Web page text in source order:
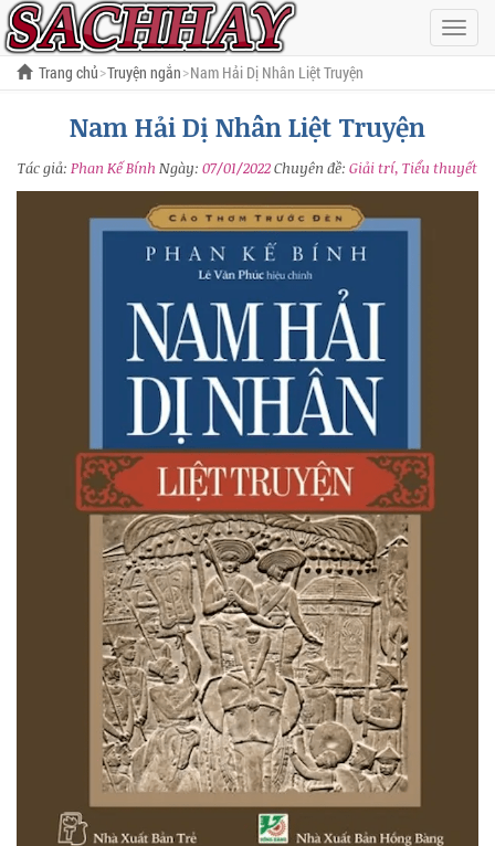
Hiện
menu
Trang chủ Truyện ngắn Nam Hải Dị Nhân Liệt Truyện
Nam Hải Dị Nhân Liệt Truyện
Tác giả: Phan Kế Bính Ngày: 07/01/2022Chuyên đề: Giải trí, Tiểu thuyết